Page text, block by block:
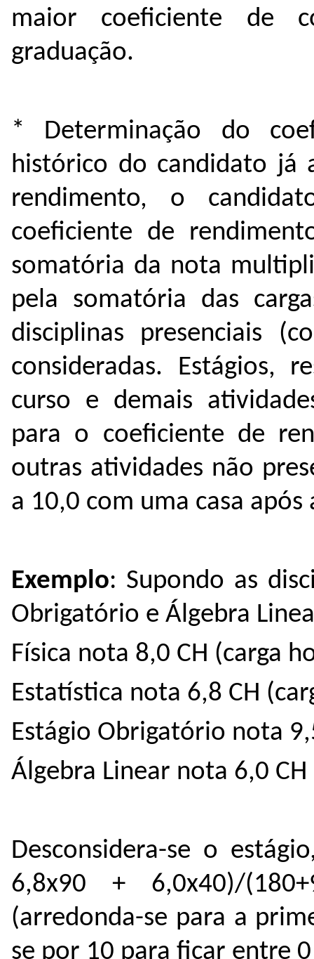
maior coeficiente de
graduação.
* Determinação do
histórico do candidato já
rendimento, o
coeficiente de
somatória da nota
pela somatória das
disciplinas presenciais
consideradas. Estágios,
curso e demais
para o coeficiente de
outras atividades não
a 10,0 com uma casa após
Exemplo: Supondo as
Obrigatório e Álgebra
Física nota 8,0 CH (carga
Estatística nota 6,8 CH
Estágio Obrigatório nota
Álgebra Linear nota 6,0
Desconsidera-se o
6,8x90 + 6,0x40)/
(arredonda-se para a
se por 10 para ficar entre